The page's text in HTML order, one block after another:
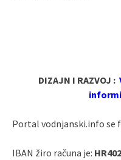
DIZAJN I RAZVOJ :
Portal vodnjanski.info se
IBAN žiro računa je: